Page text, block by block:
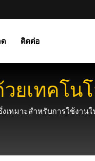
ติดต่อ
เทคโน
มาะสำหรับการใช้งานใ